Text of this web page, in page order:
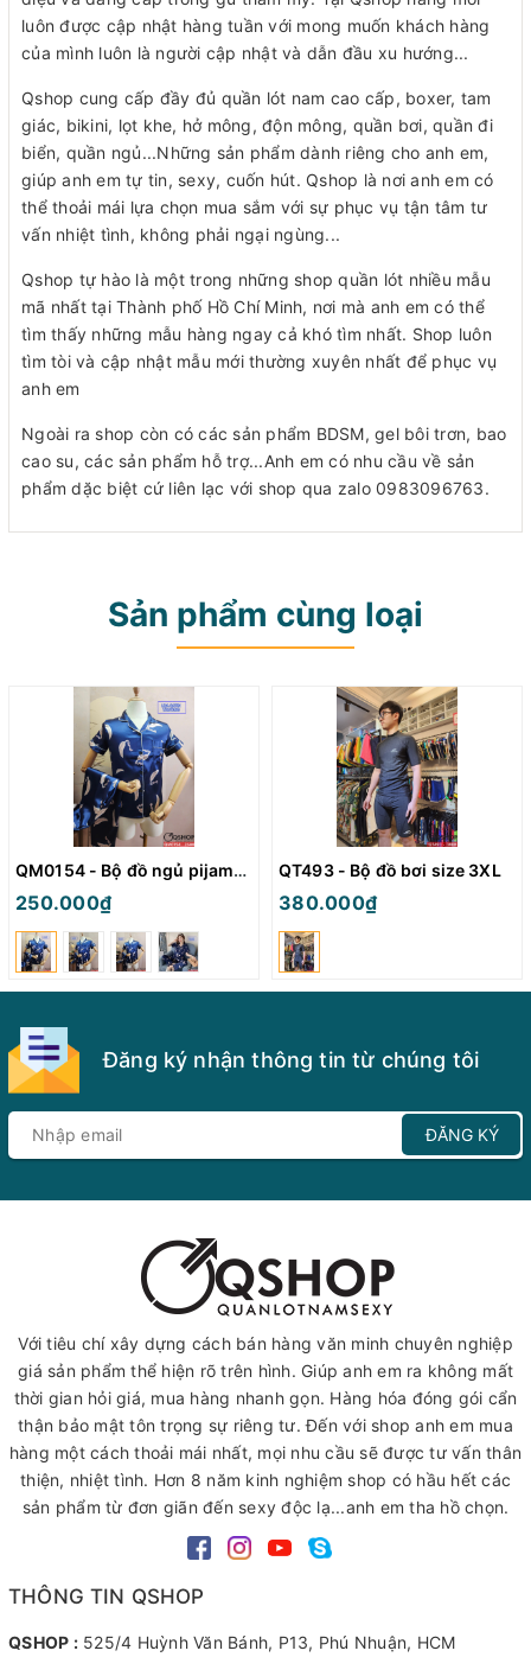
luôn được cập nhật hàng tuần với mong muốn khách hàng
của mình luôn là người cập nhật và dẫn đầu xu hướng...
Qshop cung cấp đầy đủ quần lót nam cao cấp, boxer, tam
giác, bikini, lọt khe, hở mông, độn mông, quần bơi, quần đi
biển, quần ngủ...Những sản phẩm dành riêng cho anh em,
giúp anh em tự tin, sexy, cuốn hút. Qshop là nơi anh em có
thể thoải mái lựa chọn mua sắm với sự phục vụ tận tâm tư
vấn nhiệt tình, không phải ngại ngùng...
Qshop tự hào là một trong những shop quần lót nhiều mẫu
mã nhất tại Thành phố Hồ Chí Minh, nơi mà anh em có thể
tìm thấy những mẫu hàng ngay cả khó tìm nhất. Shop luôn
tìm tòi và cập nhật mẫu mới thường xuyên nhất để phục vụ
anh em
Ngoài ra shop còn có các sản phẩm BDSM, gel bôi trơn, bao
cao su, các sản phẩm hỗ trợ...Anh em có nhu cầu về sản
phẩm dặc biệt cứ liên lạc với shop qua zalo 0983096763.
Sản phẩm cùng loại
QM0154 - Bộ đồ ngủ pijama nữ
250.000₫
QT493 - Bộ đồ bơi size 3XL
380.000₫
Đăng ký nhận thông tin từ chúng tôi
ĐĂNG KÝ
Với tiêu chí xây dựng cách bán hàng văn minh chuyên nghiệp
giá sản phẩm thể hiện rõ trên hình. Giúp anh em ra không mất
thời gian hỏi giá, mua hàng nhanh gọn. Hàng hóa đóng gói cẩn
thận bảo mật tôn trọng sự riêng tư. Đến với shop anh em mua
hàng một cách thoải mái nhất, mọi nhu cầu sẽ được tư vấn thân
thiện, nhiệt tình. Hơn 8 năm kinh nghiệm shop có hầu hết các
sản phẩm từ đơn giãn đến sexy độc lạ...anh em tha hồ chọn.
THÔNG TIN QSHOP
QSHOP : 525/4 Huỳnh Văn Bánh, P13, Phú Nhuận, HCM